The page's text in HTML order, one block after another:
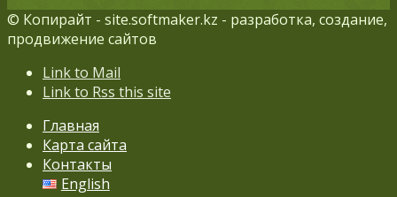
© Копирайт - site.softmaker.kz - разработка, создание,
продвижение сайтов
Link to Mail
Link to Rss this site
Главная
Карта сайта
Контакты
English